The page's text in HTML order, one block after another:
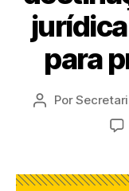
para
Por